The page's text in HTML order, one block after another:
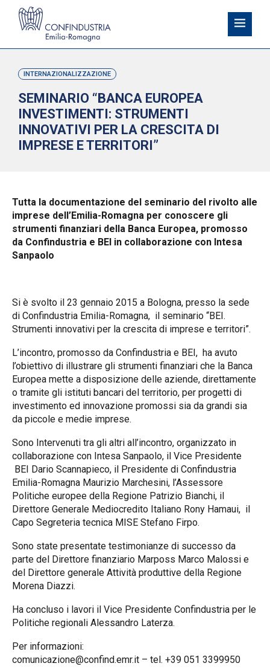
INTERNAZIONALIZZAZIONE
SEMINARIO “BANCA EUROPEA
INVESTIMENTI: STRUMENTI
INNOVATIVI PER LA CRESCITA DI
IMPRESE E TERRITORI”
Tutta la documentazione del seminario del rivolto alle
imprese dell’Emilia-Romagna per conoscere gli
strumenti finanziari della Banca Europea, promosso
da Confindustria e BEI in collaborazione con Intesa
Sanpaolo
Si è svolto il 23 gennaio 2015 a Bologna, presso la sede
di Confindustria Emilia-Romagna, il seminario “BEI.
Strumenti innovativi per la crescita di imprese e territori”.
L’incontro, promosso da Confindustria e BEI, ha avuto
l’obiettivo di illustrare gli strumenti finanziari che la Banca
Europea mette a disposizione delle aziende, direttamente
o tramite gli istituti bancari del territorio, per progetti di
investimento ed innovazione promossi sia da grandi sia
da piccole e medie imprese.
Sono Intervenuti tra gli altri all’incontro, organizzato in
collaborazione con Intesa Sanpaolo, il Vice Presidente
BEI Dario Scannapieco, il Presidente di Confindustria
Emilia-Romagna Maurizio Marchesini, l’Assessore
Politiche europee della Regione Patrizio Bianchi, il
Direttore Generale Mediocredito Italiano Rony Hamaui, il
Capo Segreteria tecnica MISE Stefano Firpo.
Sono state presentate testimonianze di successo da
parte del Direttore finanziario Marposs Marco Malossi e
del Direttore generale Attività produttive della Regione
Morena Diazzi.
Ha concluso i lavori il Vice Presidente Confindustria per le
Politiche regionali Alessandro Laterza.
Per informazioni:
comunicazione@confind.emr.it – tel. +39 051 3399950